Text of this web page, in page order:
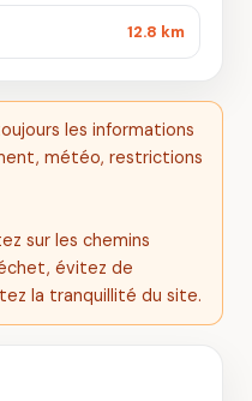
12.8 km
les informations
météo, restrictions
sur les chemins
évitez de
la tranquillité du site.